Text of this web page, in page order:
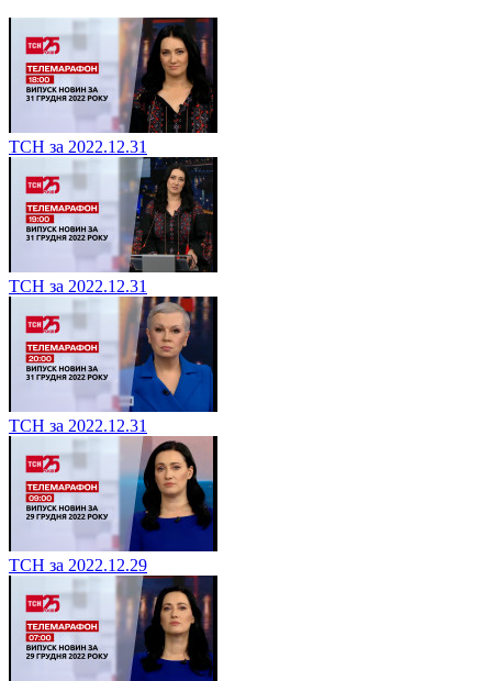
ТСН за 2022.12.31
ТСН за 2022.12.31
ТСН за 2022.12.31
ТСН за 2022.12.29